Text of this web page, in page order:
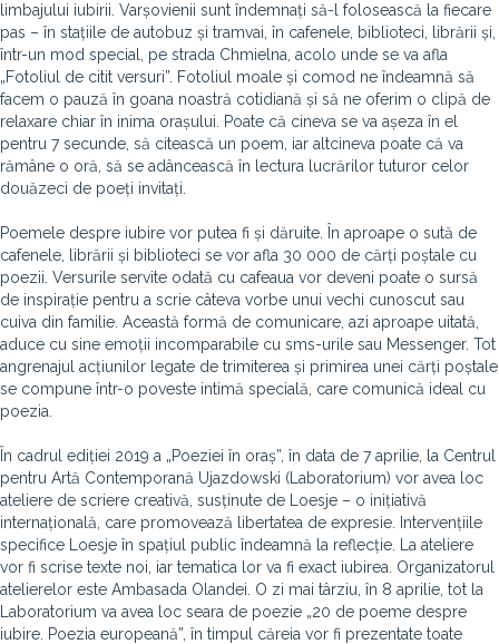
limbajului iubirii. Varșovienii sunt îndemnați să-l folosească la fiecare
pas – în stațiile de autobuz și tramvai, în cafenele, biblioteci, librării și,
într-un mod special, pe strada Chmielna, acolo unde se va afla
„Fotoliul de citit versuri”. Fotoliul moale și comod ne îndeamnă să
facem o pauză în goana noastră cotidiană și să ne oferim o clipă de
relaxare chiar în inima orașului. Poate că cineva se va așeza în el
pentru 7 secunde, să citească un poem, iar altcineva poate că va
rămâne o oră, să se adâncească în lectura lucrărilor tuturor celor
douăzeci de poeți invitați.
Poemele despre iubire vor putea fi și dăruite. În aproape o sută de
cafenele, librării și biblioteci se vor afla 30 000 de cărți poștale cu
poezii. Versurile servite odată cu cafeaua vor deveni poate o sursă
de inspirație pentru a scrie câteva vorbe unui vechi cunoscut sau
cuiva din familie. Această formă de comunicare, azi aproape uitată,
aduce cu sine emoții incomparabile cu sms-urile sau Messenger. Tot
angrenajul acțiunilor legate de trimiterea și primirea unei cărți poștale
se compune într-o poveste intimă specială, care comunică ideal cu
poezia.
În cadrul ediției 2019 a „Poeziei în oraș”, în data de 7 aprilie, la Centrul
pentru Artă Contemporană Ujazdowski (Laboratorium) vor avea loc
ateliere de scriere creativă, susținute de Loesje – o inițiativă
internațională, care promovează libertatea de expresie. Intervențiile
specifice Loesje în spațiul public îndeamnă la reflecție. La ateliere
vor fi scrise texte noi, iar tematica lor va fi exact iubirea. Organizatorul
atelierelor este Ambasada Olandei. O zi mai târziu, în 8 aprilie, tot la
Laboratorium va avea loc seara de poezie „20 de poeme despre
iubire. Poezia europeană”, în timpul căreia vor fi prezentate toate